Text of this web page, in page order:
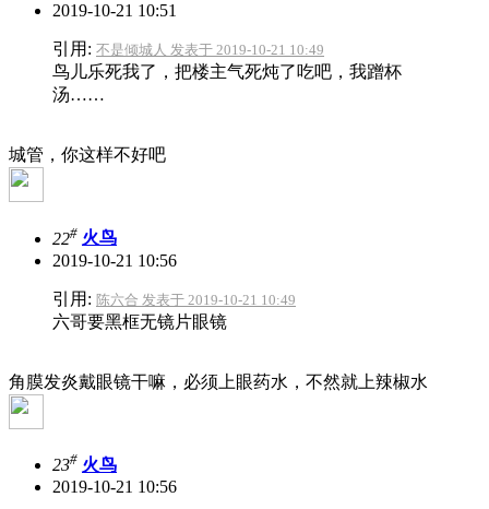
2019-10-21 10:51
引用: 不是倾城人 发表于 2019-10-21 10:49
鸟儿乐死我了，把楼主气死炖了吃吧，我蹭杯
汤……
城管，你这样不好吧
22# 火鸟
2019-10-21 10:56
引用: 陈六合 发表于 2019-10-21 10:49
六哥要黑框无镜片眼镜
角膜发炎戴眼镜干嘛，必须上眼药水，不然就上辣椒水
23# 火鸟
2019-10-21 10:56